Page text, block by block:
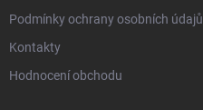
Podmínky ochrany osobních údajů
Kontakty
Hodnocení obchodu